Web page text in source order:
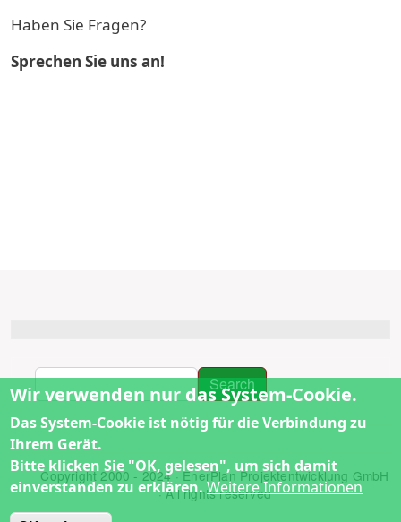
Haben Sie Fragen?
Sprechen Sie uns an!
Search Search
Copyright 2000 - 2024 · EnerPlan Projektentwicklung GmbH
· All rights reserved
Wir verwenden nur das System-Cookie.
Das System-Cookie ist nötig für die Verbindung zu
Ihrem Gerät.
Bitte klicken Sie "OK, gelesen", um sich damit
einverstanden zu erklären.Weitere Informationen